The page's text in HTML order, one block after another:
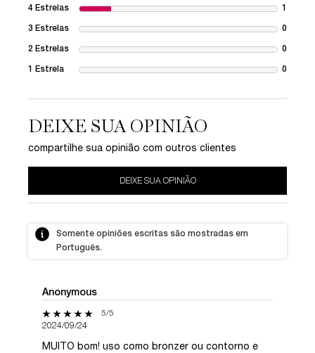
4 Estrelas 1
3 Estrelas 0
2 Estrelas 0
1 Estrela 0
DEIXE SUA OPINIÃO
compartilhe sua opinião com outros clientes
DEIXE SUA OPINIÃO
Somente opiniões escritas são mostradas em
Português.
Anonymous
5 out of 5 stars. 5/5
2024/09/24
MUITO bom! uso como bronzer ou contorno e